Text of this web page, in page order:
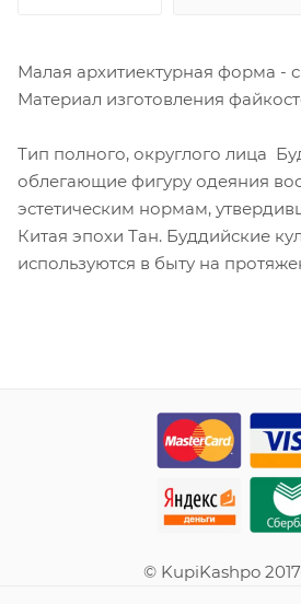
Малая архитиектурная форма -
Материал изготовления
Тип полного, округлого лица
облегающие фигуру одеяния
эстетическим нормам,
Китая эпохи Тан. Буддийские
используются в быту на
© KupiKashpo